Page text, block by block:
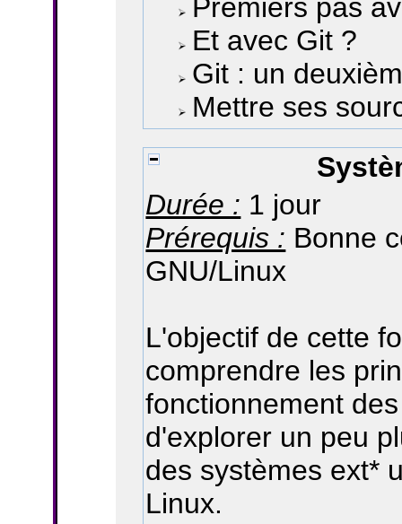
Premiers pas
Et avec Git ?
Git : un
Mettre ses
Durée : 1 jour
Prérequis : Bonne
GNU/Linux
L'objectif de cette
comprendre les
fonctionnement
d'explorer un peu
des systèmes ext*
Linux.